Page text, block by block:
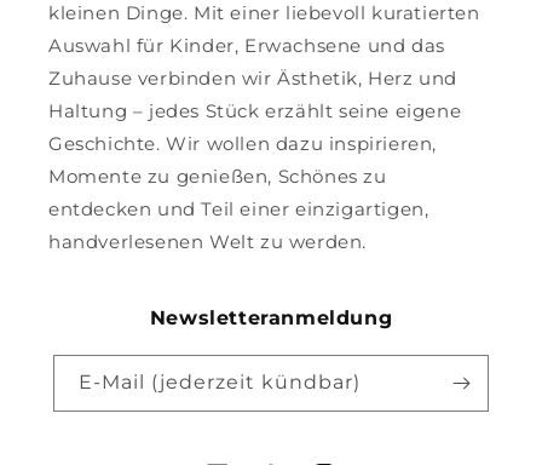
kleinen Dinge. Mit einer liebevoll kuratierten
Auswahl für Kinder, Erwachsene und das
Zuhause verbinden wir Ästhetik, Herz und
Haltung – jedes Stück erzählt seine eigene
Geschichte. Wir wollen dazu inspirieren,
Momente zu genießen, Schönes zu
entdecken und Teil einer einzigartigen,
handverlesenen Welt zu werden.
Newsletteranmeldung
E-Mail (jederzeit kündbar)